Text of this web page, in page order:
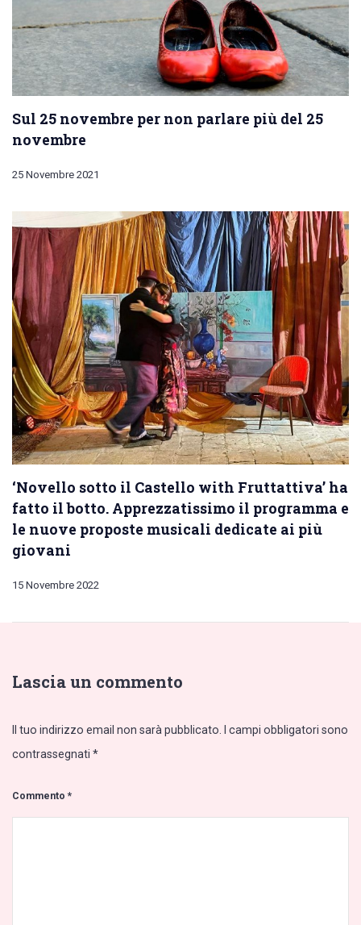
Sul 25 novembre per non parlare più del 25
novembre
25 Novembre 2021
‘Novello sotto il Castello with Fruttattiva’ ha
fatto il botto. Apprezzatissimo il programma e
le nuove proposte musicali dedicate ai più
giovani
15 Novembre 2022
Lascia un commento
Il tuo indirizzo email non sarà pubblicato.
I campi obbligatori sono
contrassegnati *
Commento*